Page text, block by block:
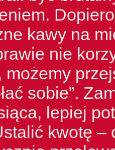
kawy na
nie
możemy
sobie”.
lepiej
kwotę